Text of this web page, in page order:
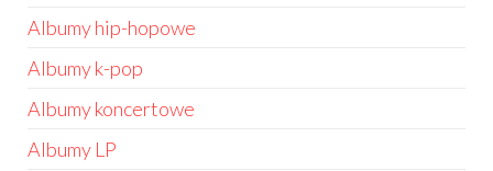
Albumy hip-hopowe
Albumy k-pop
Albumy koncertowe
Albumy LP